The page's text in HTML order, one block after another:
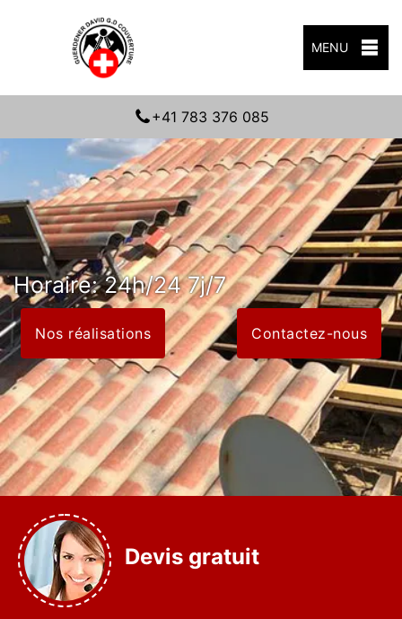
MENU
+41 783 376 085
Horaire: 24h/24 7j/7
Nos réalisations Contactez-nous
Devis gratuit